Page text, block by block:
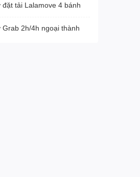
đặt tải Lalamove 4 bánh
Grab 2h/4h ngoại thành